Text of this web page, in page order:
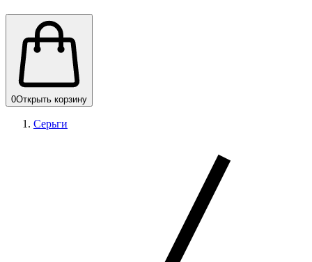
0Открыть корзину
Серьги